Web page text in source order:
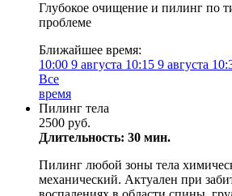
Глубокое очищение и пилинг по
проблеме
Ближайшее время:
10:00 9 августа 10:15 9 августа
Все
время
Пилинг тела
2500 руб.
Длительность: 30 мин.
Пилинг любой зоны тела
механический. Актуален при